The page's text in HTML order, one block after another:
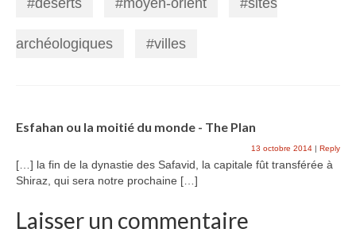
archéologiques villes
Esfahan ou la moitié du monde - The Plan
13 octobre 2014 | Reply
[…] la fin de la dynastie des Safavid, la capitale fût transférée à
Shiraz, qui sera notre prochaine […]
Laisser un commentaire